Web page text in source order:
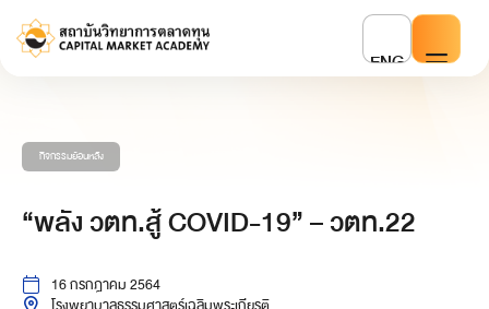
ENG
กิจกรรมย้อนหลัง
“พลัง วตท.สู้ COVID-19” – วตท.22
16 กรกฎาคม 2564